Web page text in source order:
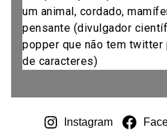
um animal, cordado,
pensante (divulgador
popper que não tem
de caracteres)
Instagram